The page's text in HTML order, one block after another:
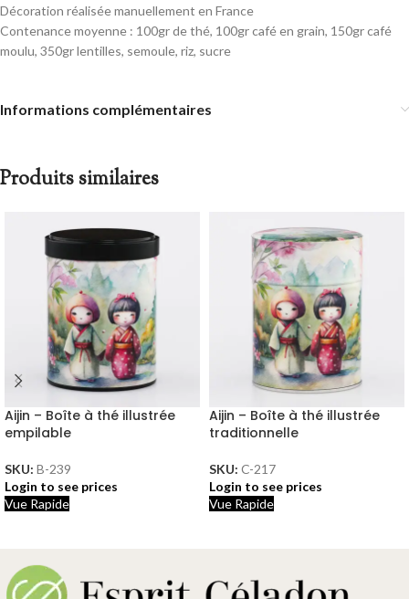
Décoration réalisée manuellement en France
Contenance moyenne : 100gr de thé, 100gr café en grain, 150gr café
moulu, 350gr lentilles, semoule, riz, sucre
Informations complémentaires
Produits similaires
Aijin – Boîte à thé illustrée
empilable
SKU: B-239
Login to see prices
Vue Rapide
Aijin – Boîte à thé illustrée
traditionnelle
SKU: C-217
Login to see prices
Vue Rapide